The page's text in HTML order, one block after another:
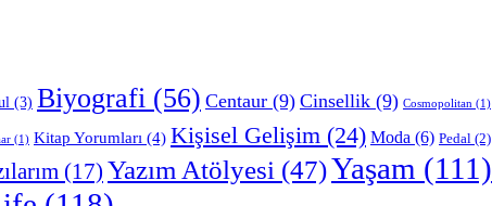
(3) Biyografi (56) Centaur (9) Cinsellik (9) Cosmopolitan (1)
(1) Kitap Yorumları (4) Kişisel Gelişim (24) Moda (6) Pedal (2)
(17) Yazım Atölyesi (47)Yaşam (111)